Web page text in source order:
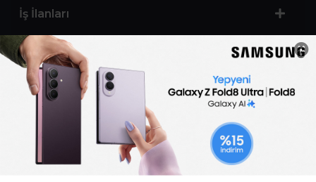
İş İlanları
Sertifika Programları
Yetenek Testleri